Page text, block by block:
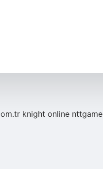
knight online nttgame